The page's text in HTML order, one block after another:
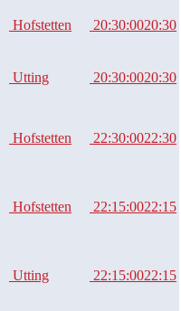
Hofstetten 20:30:0020:30
Utting 20:30:0020:30
Hofstetten 22:30:0022:30
Hofstetten 22:15:0022:15
Utting 22:15:0022:15